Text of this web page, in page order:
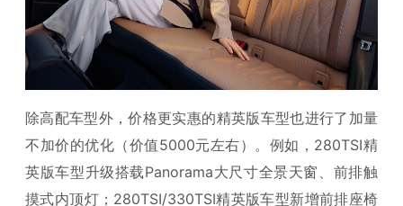
除高配车型外，价格更实惠的精英版车型也进行了加量
不加价的优化（价值5000元左右）。例如，280TSI精
英版车型升级搭载Panorama大尺寸全景天窗、前排触
摸式内顶灯；280TSI/330TSI精英版车型新增前排座椅